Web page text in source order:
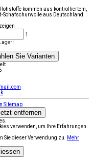
kommen aus kontrolliertem,
Schafschurwolle aus Deutschland
1
Sie Varianten
Sitemap
entfernen
verwenden, um Ihre Erfahrungen
Sie dieser Verwendung zu.
Mehr